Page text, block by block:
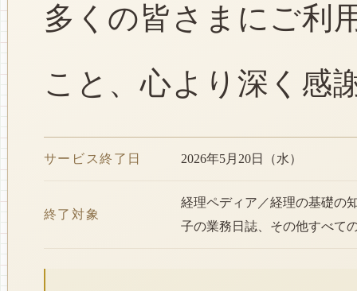
多くの皆さまにご利
こと、心より深く感
サービス終了日 2026年5月20日（水）
終了対象
経理ペディア／経理の基礎の
子の業務日誌、その他すべて